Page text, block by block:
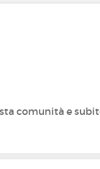
comunità e